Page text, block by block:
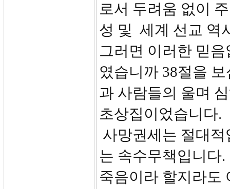
로서 두려움 없이
성 및 세계 선교 역
그러면 이러한 믿
였습니까 38절을
과 사람들의 울며
초상집이었습니다.
사망권세는 절대
는 속수무책입니다
죽음이라 할지라도